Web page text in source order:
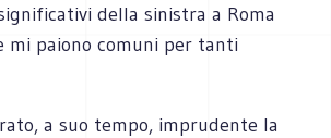
della sinistra a Roma
mi paiono comuni per tanti
a suo tempo, imprudente la